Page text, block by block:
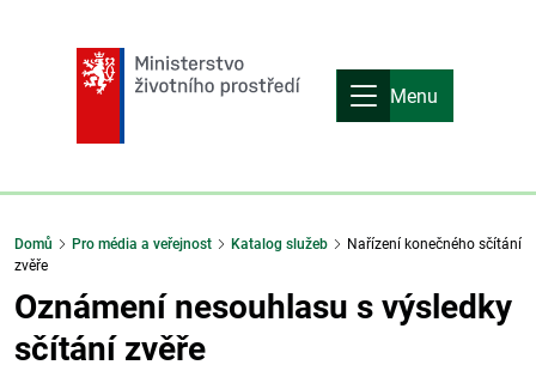
Menu
Domů Pro média a veřejnost Katalog služeb
Nařízení konečného sčítání
zvěře
Oznámení nesouhlasu s výsledky
sčítání zvěře